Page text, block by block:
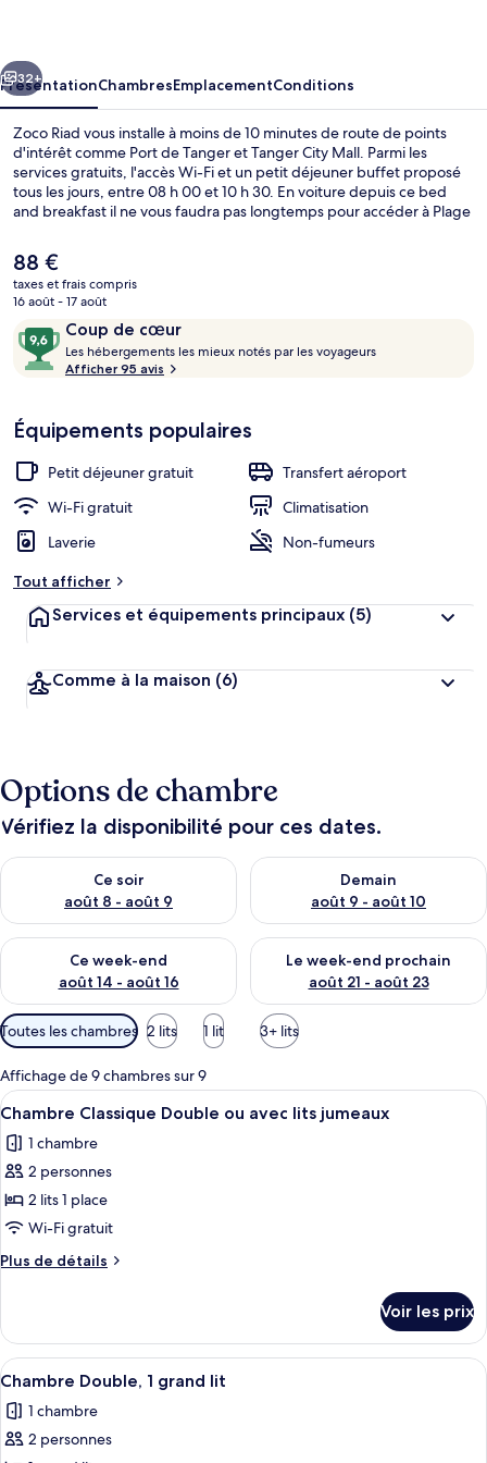
Suivant
32+
PrésentationChambresEmplacementConditions
Zoco Riad vous installe à moins de 10 minutes de route de points
d'intérêt comme Port de Tanger et Tanger City Mall. Parmi les
services gratuits, l'accès Wi-Fi et un petit déjeuner buffet proposé
tous les jours, entre 08 h 00 et 10 h 30. En voiture depuis ce bed
and breakfast il ne vous faudra pas longtemps pour accéder à Plage
Le
prix
actuel
de
88 €.
88 €
taxes et frais compris
16 août - 17 août
Avis
voyageurs
Coup de cœur
9,6
sur
10,
cœur
Les hébergements les mieux notés par les voyageurs
b
e
n
x
n
o
é
s
p
e
s
s
Afficher 95 avis
Équipements populaires
Petit déjeuner gratuit
Transfert aéroport
Wi-Fi gratuit
Climatisation
Laverie
Non-fumeurs
Tout afficher
Services et équipements principaux (5)
Comme à la maison (6)
Options de chambre
Vérifiez la disponibilité pour ces dates.
Ce soir
août 8 - août 9
Vérifier la disponibilité pour ce soir août 8 - août 9
Demain
août 9 - août 10
Vérifier la disponibilité pour
Ce week-end
août 14 - août 16
Vérifier la disponibilité pour ce week-end août 14 - août 16
Le week-end prochain
août 21 - août 23
Vérifier la disponibilité pour
Filtres
disponibles
pour
les
chambres
Toutes les chambres 2 lits 1 lit 3+ lits
Affichage de 9 chambres sur 9
Afficher
toutes
les
photos
pour
ce
type
de
Chambre
Classique
Double
ou
avec
lits
Une chambre avec deux lits, des
3
Chambre Classique Double ou avec lits jumeaux
1 chambre
2 personnes
2 lits 1 place
Wi-Fi gratuit
Plus de détails
Plus
le
type
de
Chambre
Classique
Voir les prix
Afficher
toutes
les
photos
Un escalier orné de rampes
5
Chambre Double, 1 grand lit
1 chambre
2 personnes